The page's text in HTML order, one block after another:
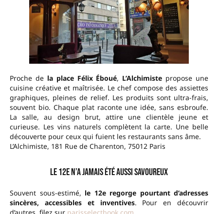
Proche de la place Félix Éboué, L’Alchimiste propose une
cuisine créative et maîtrisée. Le chef compose des assiettes
graphiques, pleines de relief. Les produits sont ultra-frais,
souvent bio. Chaque plat raconte une idée, sans esbroufe.
La salle, au design brut, attire une clientèle jeune et
curieuse. Les vins naturels complètent la carte. Une belle
découverte pour ceux qui fuient les restaurants sans âme.
L’Alchimiste, 181 Rue de Charenton, 75012 Paris
Le 12e n’a jamais été aussi savoureux
Souvent sous-estimé, le 12e regorge pourtant d’adresses
sincères, accessibles et inventives. Pour en découvrir